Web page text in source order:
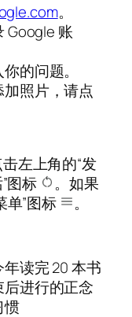
。
Google 账
的问题。
加照片，请点
左上角的“发
图标
。如果
单”图标
。
读完 20 本书
进行的正念
惯